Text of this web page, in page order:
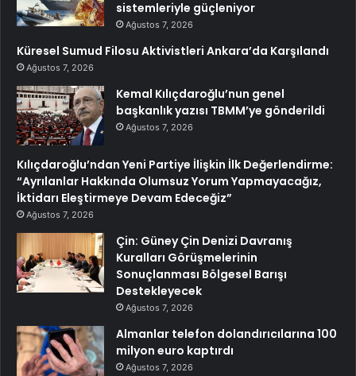
sistemleriyle güçleniyor
Ağustos 7, 2026
Küresel Sumud Filosu Aktivistleri Ankara’da Karşılandı
Ağustos 7, 2026
Kemal Kılıçdaroğlu’nun genel
başkanlık yazısı TBMM’ye gönderildi
Ağustos 7, 2026
Kılıçdaroğlu’ndan Yeni Partiye İlişkin İlk Değerlendirme:
“Ayrılanlar Hakkında Olumsuz Yorum Yapmayacağız,
İktidarı Eleştirmeye Devam Edeceğiz”
Ağustos 7, 2026
Çin: Güney Çin Denizi Davranış
Kuralları Görüşmelerinin
Sonuçlanması Bölgesel Barışı
Destekleyecek
Ağustos 7, 2026
Almanlar telefon dolandırıcılarına 100
milyon euro kaptırdı
Ağustos 7, 2026